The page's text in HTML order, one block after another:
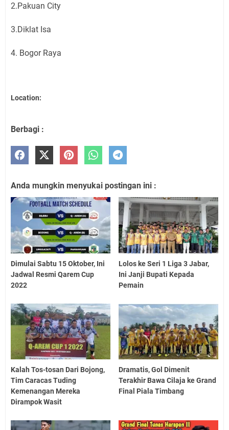
2.Pakuan City
3.Diklat Isa
4. Bogor Raya
Location:
Berbagi :
Anda mungkin menyukai postingan ini :
Dimulai Sabtu 15 Oktober, Ini
Jadwal Resmi Qarem Cup
2022
Lolos ke Seri 1 Liga 3 Jabar,
Ini Janji Bupati Kepada
Pemain
Kalah Tos-tosan Dari Bojong,
Tim Caracas Tuding
Kemenangan Mereka
Dirampok Wasit
Dramatis, Gol Dimenit
Terakhir Bawa Cilaja ke Grand
Final Piala Timbang